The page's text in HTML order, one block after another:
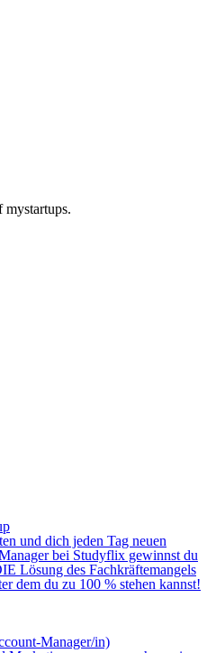
mystartups.
und dich jeden Tag neuen
bei Studyflix gewinnst du
Lösung des Fachkräftemangels
dem du zu 100 % stehen kannst!
Manager/in)